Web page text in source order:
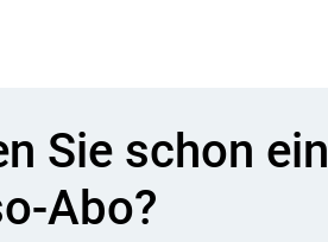
Sie schon ein
Abo?